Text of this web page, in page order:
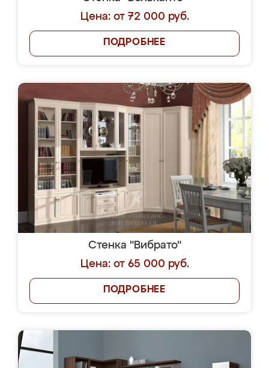
Цена: от 72 000 руб.
ПОДРОБНЕЕ
Стенка "Вибрато"
Цена: от 65 000 руб.
ПОДРОБНЕЕ